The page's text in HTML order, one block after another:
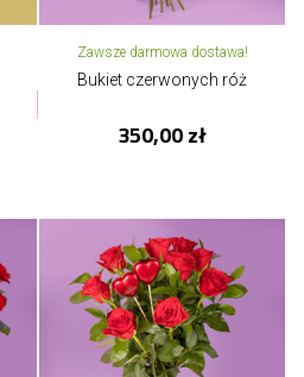
Zawsze darmowa dostawa!
Bukiet czerwonych róż
350,00 zł